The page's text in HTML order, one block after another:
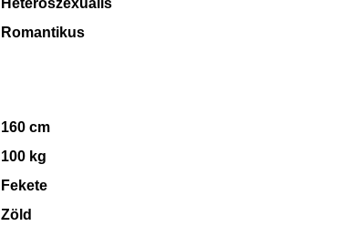
Romantikus
160 cm
100 kg
Fekete
Zöld